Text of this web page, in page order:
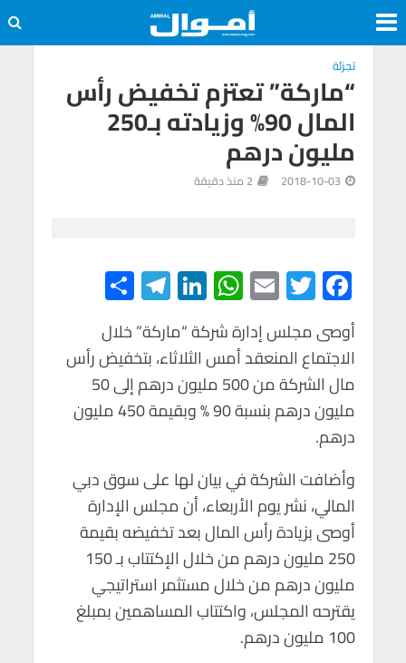
تجزئة
“ماركة” تعتزم تخفيض رأس
المال 90% وزيادته بـ250
مليون درهم
2018-10-03 2 منذ دقيقة
F
ac
e
b
o
o
k
T
wi
tt
er
E
m
ail
W
h
at
s
A
p
p
Li
n
ke
dI
n
Te
le
gr
a
m
ar
e
أوصى مجلس إدارة شركة “ماركة” خلال
الاجتماع المنعقد أمس الثلاثاء، بتخفيض رأس
مال الشركة من 500 مليون درهم إلى 50
مليون درهم بنسبة 90 % وبقيمة 450 مليون
درهم.
وأضافت الشركة في بيان لها على سوق دبي
المالي، نشر يوم الأربعاء، أن مجلس الإدارة
أوصى بزيادة رأس المال بعد تخفيضه بقيمة
250 مليون درهم من خلال الإكتتاب بـ 150
مليون درهم من خلال مستثمر استراتيجي
يقترحه المجلس، واكتتاب المساهمين بمبلغ
100 مليون درهم.